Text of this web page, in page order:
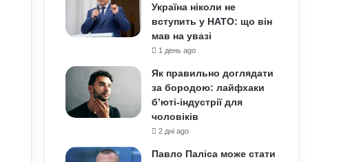
Україна ніколи не
вступить у НАТО: що він
мав на увазі
1 день ago
Як правильно доглядати
за бородою: лайфхаки
б’юті-індустрії для
чоловіків
2 дні ago
Павло Паліса може стати